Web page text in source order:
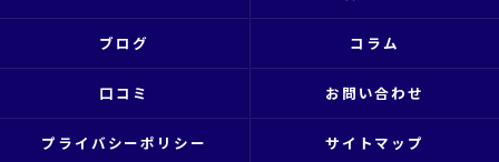
ブログ コラム
口コミ お問い合わせ
プライバシーポリシー サイトマップ